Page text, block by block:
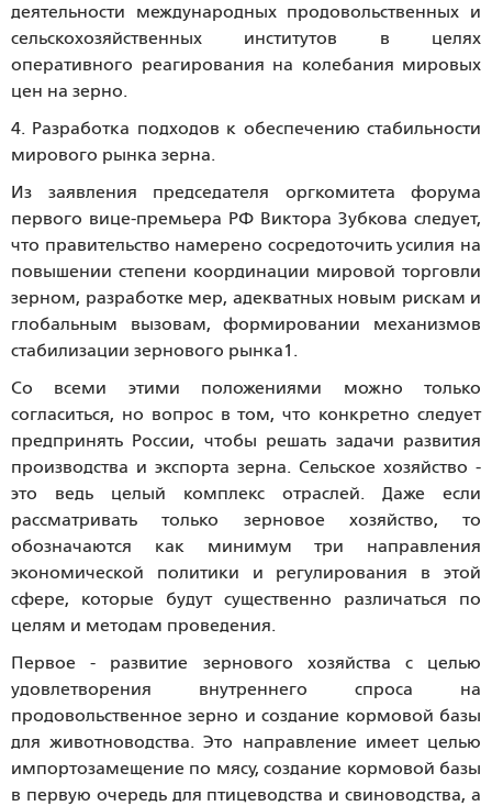
деятельности международных продовольственных и
сельскохозяйственных институтов в целях
оперативного реагирования на колебания мировых
цен на зерно.
4. Разработка подходов к обеспечению стабильности
мирового рынка зерна.
Из заявления председателя оргкомитета форума
первого вице-премьера РФ Виктора Зубкова следует,
что правительство намерено сосредоточить усилия на
повышении степени координации мировой торговли
зерном, разработке мер, адекватных новым рискам и
глобальным вызовам, формировании механизмов
стабилизации зернового рынка1.
Со всеми этими положениями можно только
согласиться, но вопрос в том, что конкретно следует
предпринять России, чтобы решать задачи развития
производства и экспорта зерна. Сельское хозяйство -
это ведь целый комплекс отраслей. Даже если
рассматривать только зерновое хозяйство, то
обозначаются как минимум три направления
экономической политики и регулирования в этой
сфере, которые будут существенно различаться по
целям и методам проведения.
Первое - развитие зернового хозяйства с целью
удовлетворения внутреннего спроса на
продовольственное зерно и создание кормовой базы
для животноводства. Это направление имеет целью
импортозамещение по мясу, создание кормовой базы
в первую очередь для птицеводства и свиноводства, а